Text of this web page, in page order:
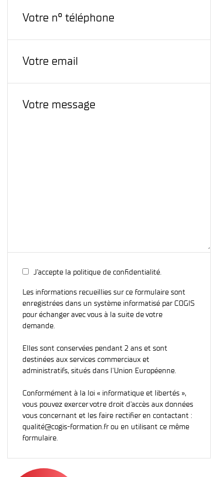
Méthode des 5S
Plan de communication
Gestes en faveur de la sécurité
J’accepte la politique de confidentialité.
Les informations recueillies sur ce formulaire sont
enregistrées dans un système informatisé par COGIS
pour échanger avec vous à la suite de votre
demande.
Elles sont conservées pendant 2 ans et sont
destinées aux services commerciaux et
administratifs, situés dans l'Union Européenne.
Conformément à la loi « informatique et libertés »,
vous pouvez exercer votre droit d'accès aux données
vous concernant et les faire rectifier en contactant :
qualité@cogis-formation.fr ou en utilisant ce même
formulaire.